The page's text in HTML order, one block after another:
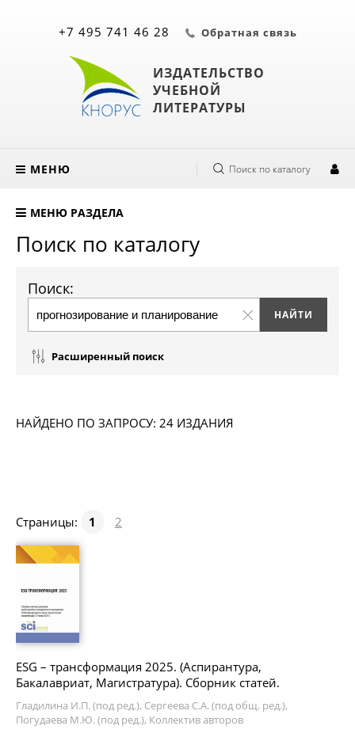
ИЗДАТЕЛЬСТВО
УЧЕБНОЙ
ЛИТЕРАТУРЫ
+7 495 741 46 28 Обратная связь
МЕНЮ Поиск по каталогу
МЕНЮ РАЗДЕЛА
Поиск по каталогу
Поиск:
Расширенный поиск
НАЙДЕНО ПО ЗАПРОСУ: 24 ИЗДАНИЯ
Страницы: 1 2
ESG – трансформация 2025. (Аспирантура,
Бакалавриат, Магистратура). Сборник статей.
Гладилина И.П. (под ред.), Сергеева С.А. (под общ. ред.),
Погудаева М.Ю. (под ред.), Коллектив авторов